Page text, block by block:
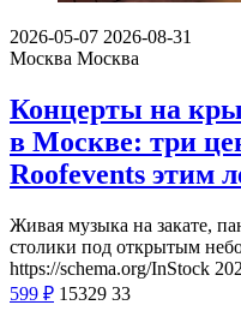
2026-05-07 2026-08-31
Москва Москва
Концерты на
в Москве: три
Roofevents этим
Живая музыка на закате,
столики под открытым
https://schema.org/InStock
599 ₽ 15329 33